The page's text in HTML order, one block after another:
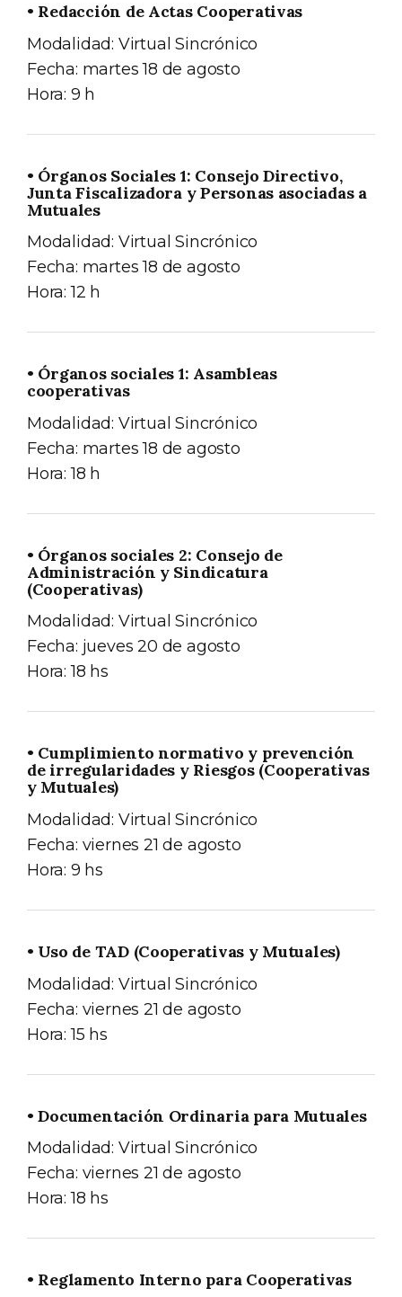
• Redacción de Actas Cooperativas
Modalidad: Virtual Sincrónico
Fecha: martes 18 de agosto
Hora: 9 h
• Órganos Sociales 1: Consejo Directivo,
Junta Fiscalizadora y Personas asociadas a
Mutuales
Modalidad: Virtual Sincrónico
Fecha: martes 18 de agosto
Hora: 12 h
• Órganos sociales 1: Asambleas
cooperativas
Modalidad: Virtual Sincrónico
Fecha: martes 18 de agosto
Hora: 18 h
• Órganos sociales 2: Consejo de
Administración y Sindicatura
(Cooperativas)
Modalidad: Virtual Sincrónico
Fecha: jueves 20 de agosto
Hora: 18 hs
• Cumplimiento normativo y prevención
de irregularidades y Riesgos (Cooperativas
y Mutuales)
Modalidad: Virtual Sincrónico
Fecha: viernes 21 de agosto
Hora: 9 hs
• Uso de TAD (Cooperativas y Mutuales)
Modalidad: Virtual Sincrónico
Fecha: viernes 21 de agosto
Hora: 15 hs
• Documentación Ordinaria para Mutuales
Modalidad: Virtual Sincrónico
Fecha: viernes 21 de agosto
Hora: 18 hs
• Reglamento Interno para Cooperativas